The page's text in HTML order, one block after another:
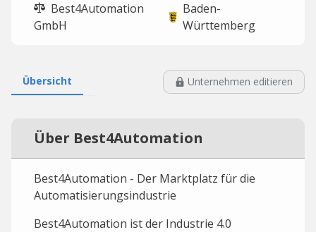
Best4Automation
GmbH
Baden-
Württemberg
Übersicht Unternehmen editieren
Über Best4Automation
Best4Automation - Der Marktplatz für die
Automatisierungsindustrie
Best4Automation ist der Industrie 4.0